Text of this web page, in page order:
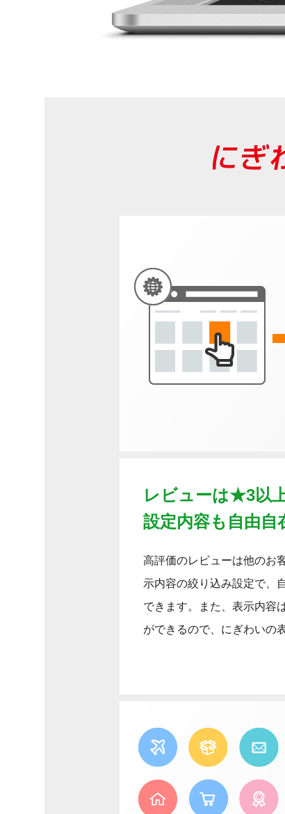
レビューは★3以
設定内容も自由自
高評価のレビューは他のお
示内容の絞り込み設定で、
できます。また、表示内容
ができるので、にぎわいの